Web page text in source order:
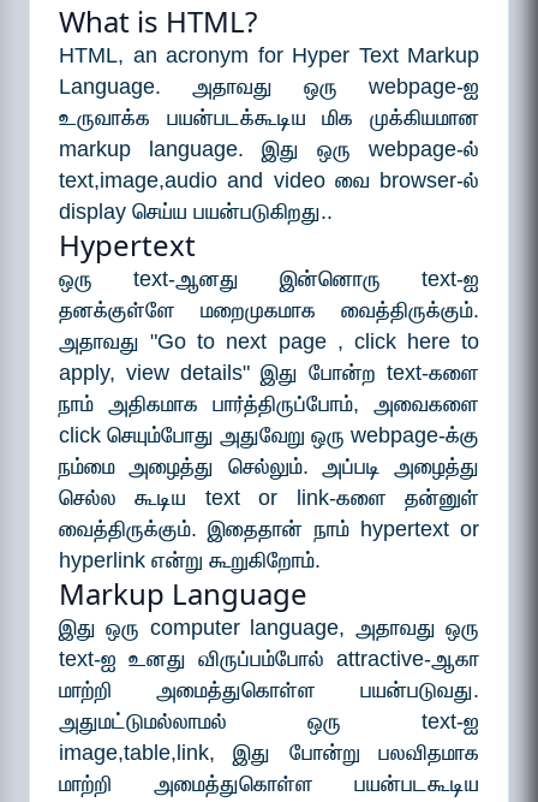
What is HTML?
HTML, an acronym for Hyper Text Markup
Language. அதாவது ஒரு webpage-ஐ
உருவாக்க பயன்படக்கூடிய மிக முக்கியமான
markup language. இது ஒரு webpage-ல்
text,image,audio and video வை browser-ல்
display செய்ய பயன்படுகிறது..
Hypertext
ஒரு text-ஆனது இன்னொரு text-ஐ
தனக்குள்ளே மறைமுகமாக வைத்திருக்கும்.
அதாவது "Go to next page, click here to
apply, view details" இது போன்ற text-களை
நாம் அதிகமாக பார்த்திருப்போம், அவைகளை
click செயும்போது அதுவேறு ஒரு webpage-க்கு
நம்மை அழைத்து செல்லும். அப்படி அழைத்து
செல்ல கூடிய text or link-களை தன்னுள்
வைத்திருக்கும். இதைதான் நாம் hypertext or
hyperlink என்று கூறுகிறோம்.
Markup Language
இது ஒரு computer language, அதாவது ஒரு
text-ஐ உனது விருப்பம்போல் attractive-ஆகா
மாற்றி அமைத்துகொள்ள பயன்படுவது.
அதுமட்டுமல்லாமல் ஒரு text-ஐ
image,table,link, இது போன்று பலவிதமாக
மாற்றி அமைத்துகொள்ள பயன்படகூடிய